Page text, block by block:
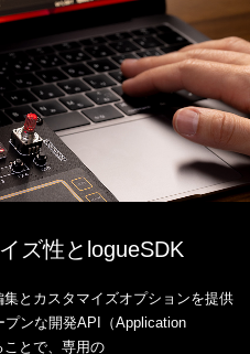
ズ性とlogueSDK
とカスタマイズオプションを提供
プンな開発API（Application
ことで、専用の